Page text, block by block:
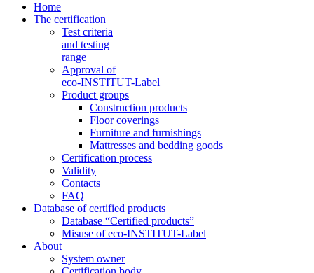
Home
The certification
Test criteria
and testing
range
Approval of
eco-INSTITUT-Label
Product groups
Construction products
Floor coverings
Furniture and furnishings
Mattresses and bedding goods
Certification process
Validity
Contacts
FAQ
Database of certified products
Database “Certified products”
Misuse of eco-INSTITUT-Label
About
System owner